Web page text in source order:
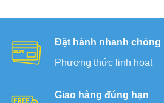
Đặt hành nhanh chóng
Phương thức linh hoạt
Giao hàng đúng hạn